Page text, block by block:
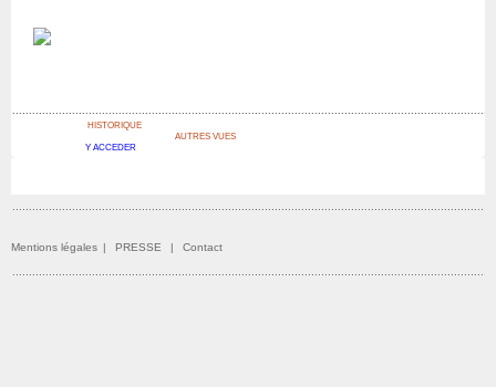
HISTORIQUE
Y ACCEDER
AUTRES VUES
Mentions légales | PRESSE | Contact